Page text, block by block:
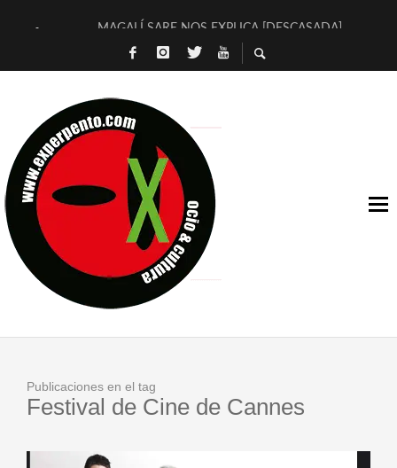
MAGALÍ SARE NOS EXPLICA [DESCASADA]
«NO TENGO PUTOS SUEÑOS»
[LA BOLA NEGRA] DE JAVIER CALVO Y JAVIER AMBROSSI
OSLO OVNIES LLEGAN CORRIENDO A ARANDA
FÉLIX CALVO NOS PRESENTA [LAS PALMERAS] (NOVELA
[EL SER QUERIDO] DE RODRIGO SOROGOYEN
ENTREVISTA A IVÁN HUMANES POR [EL LIBRO ROJO]
ARRABAL, ARRABAL, ARRABAL, ARRABEAUX
Publicaciones en el tag
Festival de Cine de Cannes